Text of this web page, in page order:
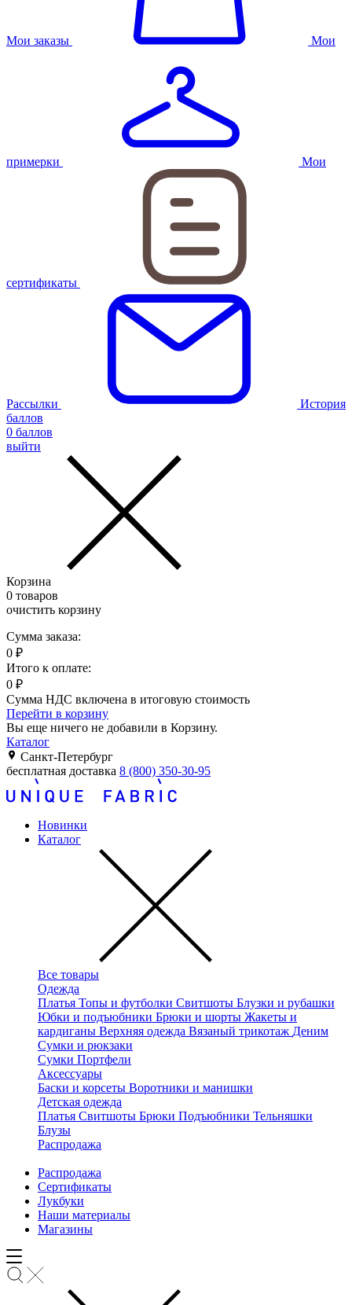
Мои заказы Мои
примерки Мои
сертификаты
Рассылки
История
баллов
0 баллов
выйти
Корзина
0 товаров
очистить корзину
Сумма заказа:
0 ₽
Итого к оплате:
0 ₽
Сумма НДС включена в итоговую стоимость
Перейти в корзину
Вы еще ничего не добавили в Корзину.
Каталог
Санкт-Петербург
бесплатная доставка 8 (800) 350-30-95
Новинки
Каталог
Все товары
Одежда
Платья Топы и футболки Свитшоты Блузки и рубашки
Юбки и подъюбники Брюки и шорты Жакеты и
кардиганы Верхняя одежда Вязаный трикотаж Деним
Сумки и рюкзаки
Сумки Портфели
Аксессуары
Баски и корсеты Воротники и манишки
Детская одежда
Платья Свитшоты Брюки Подъюбники Тельняшки
Блузы
Распродажа
Распродажа
Сертификаты
Лукбуки
Наши материалы
Магазины